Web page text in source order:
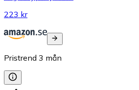
223 kr
Pristrend 3 mån